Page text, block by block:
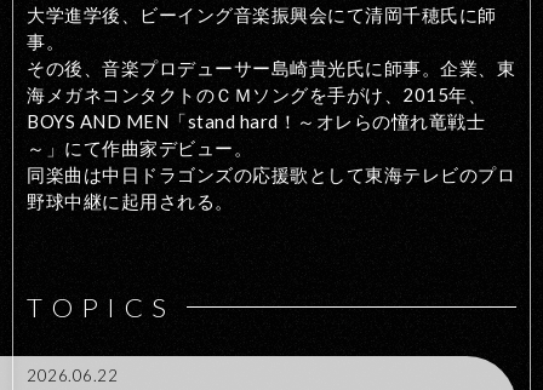
大学進学後、ビーイング音楽振興会にて清岡千穂氏に師
事。
その後、音楽プロデューサー島崎貴光氏に師事。企業、東
海メガネコンタクトのＣＭソングを手がけ、2015年、
BOYS AND MEN「stand hard！～オレらの憧れ竜戦士
～」にて作曲家デビュー。
同楽曲は中日ドラゴンズの応援歌として東海テレビのプロ
野球中継に起用される。
TOPICS
2026.06.22